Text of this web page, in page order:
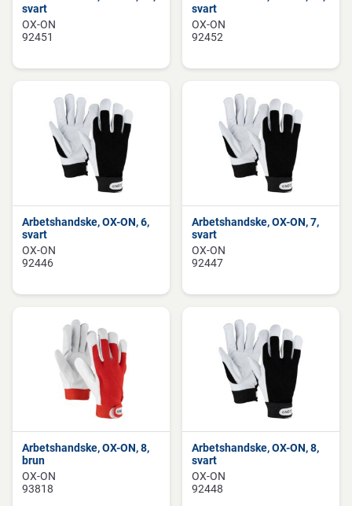
svart
OX-ON
92451
svart
OX-ON
92452
Arbetshandske, OX-ON, 6,
svart
OX-ON
92446
Arbetshandske, OX-ON, 7,
svart
OX-ON
92447
Arbetshandske, OX-ON, 8,
brun
OX-ON
93818
Arbetshandske, OX-ON, 8,
svart
OX-ON
92448